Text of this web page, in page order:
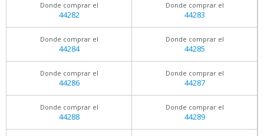
Donde comprar el
44282
Donde comprar el
44283
Donde comprar el
44284
Donde comprar el
44285
Donde comprar el
44286
Donde comprar el
44287
Donde comprar el
44288
Donde comprar el
44289